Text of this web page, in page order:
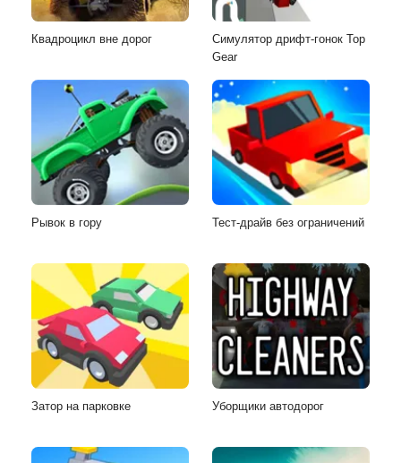
Квадроцикл вне дорог
Симулятор дрифт-гонок Top
Gear
Рывок в гору Тест-драйв без ограничений
Затор на парковке Уборщики автодорог